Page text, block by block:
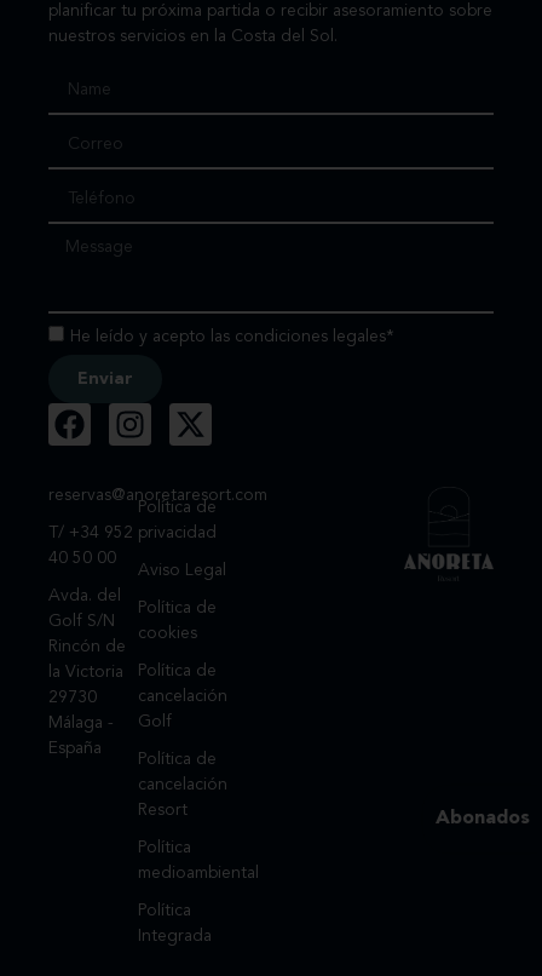
planificar tu próxima partida o recibir asesoramiento sobre
nuestros servicios en la Costa del Sol.
He leído y acepto las condiciones legales*
Enviar
reservas@anoretaresort.com
T/ +34 952
40 50 00
Avda. del
Golf S/N
Rincón de
la Victoria
29730
Málaga -
España
Política de
privacidad
Aviso Legal
Política de
cookies
Política de
cancelación
Golf
Política de
cancelación
Resort
Política
medioambiental
Política
Integrada
Abonados